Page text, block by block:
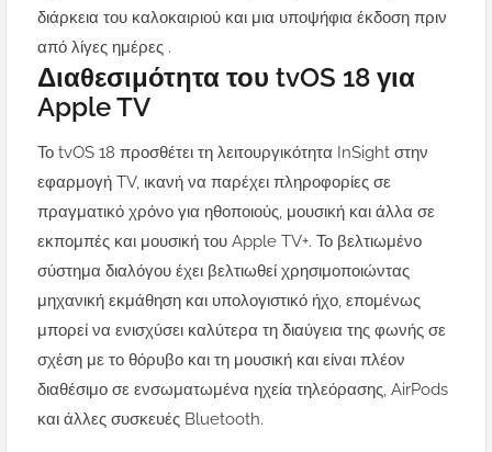
διάρκεια του καλοκαιριού και μια υποψήφια έκδοση πριν
από λίγες ημέρες .
Διαθεσιμότητα του tvOS 18 για
Apple TV
Το tvOS 18 προσθέτει τη λειτουργικότητα InSight στην
εφαρμογή TV, ικανή να παρέχει πληροφορίες σε
πραγματικό χρόνο για ηθοποιούς, μουσική και άλλα σε
εκπομπές και μουσική του Apple TV+. Το βελτιωμένο
σύστημα διαλόγου έχει βελτιωθεί χρησιμοποιώντας
μηχανική εκμάθηση και υπολογιστικό ήχο, επομένως
μπορεί να ενισχύσει καλύτερα τη διαύγεια της φωνής σε
σχέση με το θόρυβο και τη μουσική και είναι πλέον
διαθέσιμο σε ενσωματωμένα ηχεία τηλεόρασης, AirPods
και άλλες συσκευές Bluetooth.